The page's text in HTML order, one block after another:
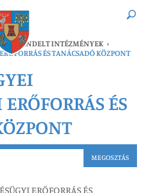
Bármikor
ALÁRENDELT INTÉZMÉNYEK ›
ÉS TANÁCSADÓ KÖZPONT
ÉS
MEGOSZTÁS